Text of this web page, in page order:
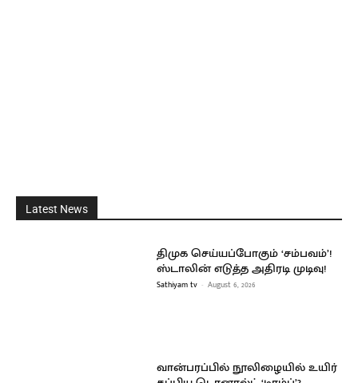
Latest News
திமுக செய்யப்போகும் ‘சம்பவம்’!
ஸ்டாலின் எடுத்த அதிரடி முடிவு!
Sathiyam tv - August 6, 2026
வான்பரப்பில் நூலிழையில் உயிர்